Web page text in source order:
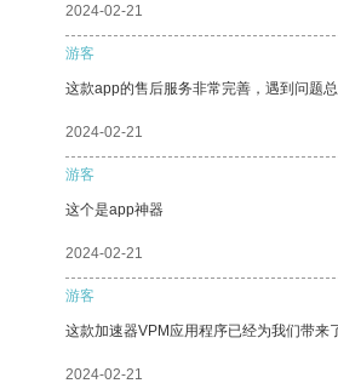
2024-02-21
游客
这款app的售后服务非常完善，遇到问题
2024-02-21
游客
这个是app神器
2024-02-21
游客
这款加速器VPM应用程序已经为我们带来
2024-02-21